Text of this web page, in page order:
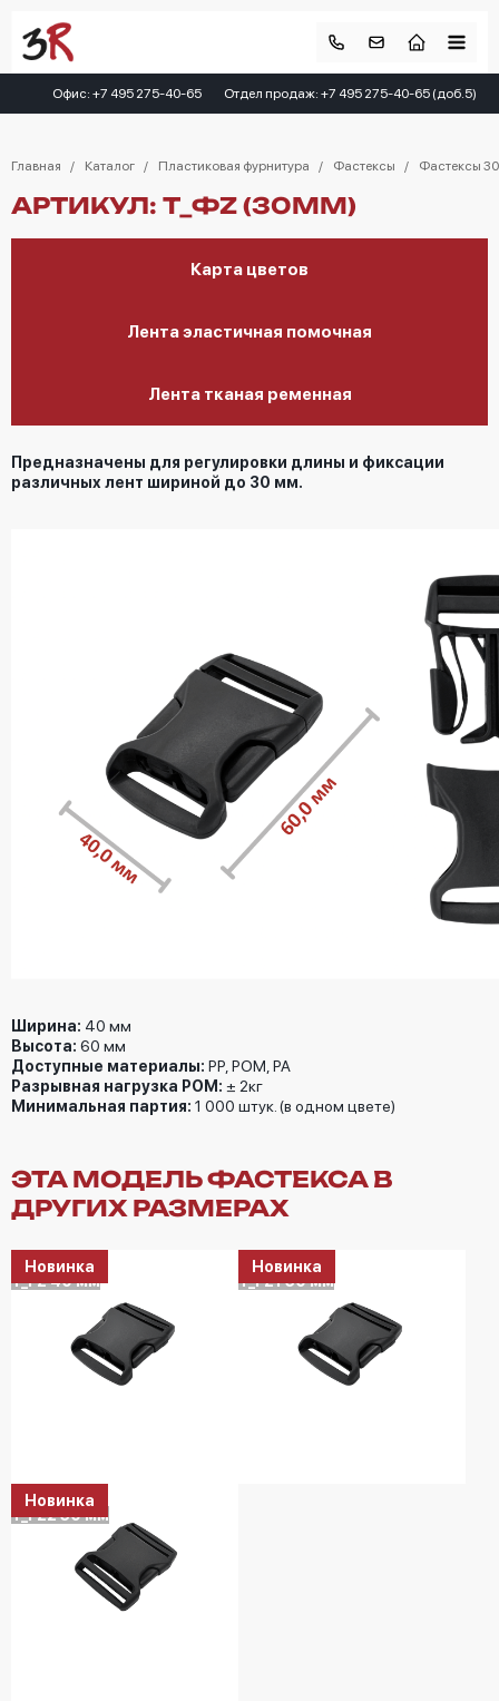
Офис: +7 495 275-40-65 Отдел продаж: +7 495 275-40-65 (доб.5)
Главная Каталог Пластиковая фурнитура Фастексы Фастексы
АРТИКУЛ: T_ФZ (30ММ)
Карта цветов
Лента эластичная помочная
Лента тканая ременная
Предназначены для регулировки длины и фиксации
различных лент шириной до 30 мм.
Ширина: 40 мм
Высота: 60 мм
Доступные материалы: РP, POM, PA
Разрывная нагрузка РОМ: ± 2кг
Минимальная партия: 1 000 штук. (в одном цвете)
ЭТА МОДЕЛЬ ФАСТЕКСА В
ДРУГИХ РАЗМЕРАХ
Новинка
T_FZ 40 мм
Новинка
T_FZ1 50 мм
Новинка
T_FZ2 50 мм